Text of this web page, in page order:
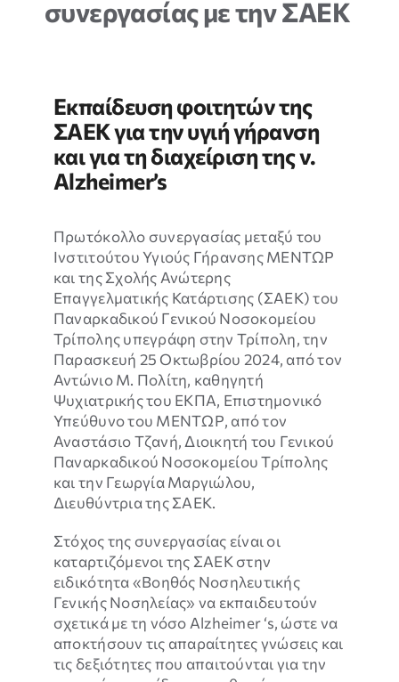
ΝΕΑ & ΕΚΔΗΛΩΣΕΙΣ
συνεργασίας με την ΣΑΕΚ
Εκπαίδευση φοιτητών της
ΣΑΕΚ για την υγιή γήρανση
και για τη διαχείριση της ν.
Alzheimer’s
Πρωτόκολλο συνεργασίας μεταξύ του
Ινστιτούτου Υγιούς Γήρανσης ΜΕΝΤΩΡ
και της Σχολής Ανώτερης
Επαγγελματικής Κατάρτισης (ΣΑΕΚ) του
Παναρκαδικού Γενικού Νοσοκομείου
Τρίπολης υπεγράφη στην Τρίπολη, την
Παρασκευή 25 Οκτωβρίου 2024, από τον
Αντώνιο Μ. Πολίτη, καθηγητή
Ψυχιατρικής του ΕΚΠΑ, Επιστημονικό
Υπεύθυνο του ΜΕΝΤΩΡ, από τον
Αναστάσιο Τζανή, Διοικητή του Γενικού
Παναρκαδικού Νοσοκομείου Τρίπολης
και την Γεωργία Μαργιώλου,
Διευθύντρια της ΣΑΕΚ.
Στόχος της συνεργασίας είναι οι
καταρτιζόμενοι της ΣΑΕΚ στην
ειδικότητα «Βοηθός Νοσηλευτικής
Γενικής Νοσηλείας» να εκπαιδευτούν
σχετικά με τη νόσο Alzheimer ‘s, ώστε να
αποκτήσουν τις απαραίτητες γνώσεις και
τις δεξιότητες που απαιτούνται για την
Απαραίτητα
Τα
συγκεκριμένα
cookies δεν
είναι
προαιρετικά.
Είναι
αναγκαία για
την σωστή
ιστοσελίδας.
Εμπειρία
Για τη σωστή
λειτουργία
της